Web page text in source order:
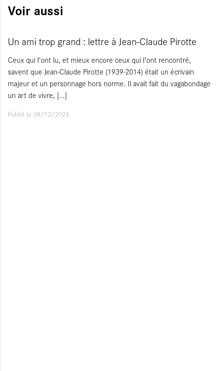
Voir aussi
Un ami trop grand : lettre à Jean-Claude Pirotte
Ceux qui l'ont lu, et mieux encore ceux qui l'ont rencontré,
savent que Jean-Claude Pirotte (1939-2014) était un écrivain
majeur et un personnage hors norme. Il avait fait du vagabondage
un art de vivre, [...]
Publié le 08/12/2023